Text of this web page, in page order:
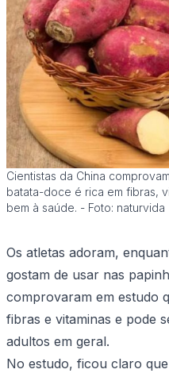
Cientistas da China
batata-doce é rica em fibras,
bem à saúde. - Foto: naturvida
Os atletas adoram,
gostam de usar nas
comprovaram em estudo
fibras e vitaminas e pode
adultos em geral.
No estudo, ficou claro